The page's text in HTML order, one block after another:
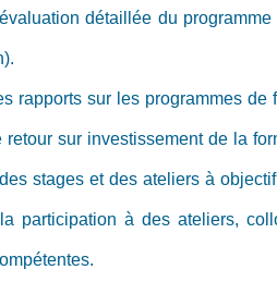
détaillée du
rapports sur les programmes de
sur investissement de la
stages et des ateliers à
participation à des ateliers,